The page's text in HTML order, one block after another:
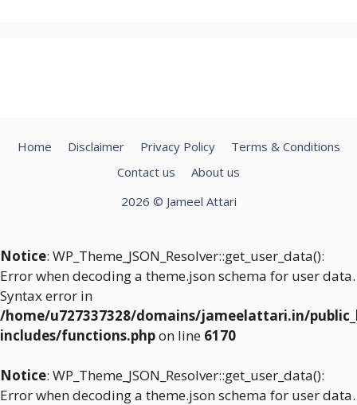
Home Disclaimer Privacy Policy
Terms & Conditions
Contact us
About us
2026 © Jameel Attari
Notice: WP_Theme_JSON_Resolver::get_user_data():
Error when decoding a theme.json schema for user data.
Syntax error in
/home/u727337328/domains/jameelattari.in/
includes/functions.phpon line 6170
Notice: WP_Theme_JSON_Resolver::get_user_data():
Error when decoding a theme.json schema for user data.